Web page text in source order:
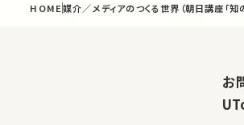
HOME媒介／メディアのつくる世界（朝日講座「
お